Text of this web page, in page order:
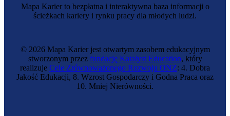
Projektant hybrydowej rzeczywistości
Mapa Karier to bezpłatna i interaktywna baza informacji o
ścieżkach kariery i rynku pracy dla młodych ludzi.
© 2026 Mapa Karier jest otwartym zasobem edukacyjnym
stworzonym przez fundację Katalyst Education, który
realizuje Cele Zrównoważonego Rozwoju ONZ: 4. Dobra
Jakość Edukacji, 8. Wzrost Gospodarczy i Godna Praca oraz
10. Mniej Nierówności.